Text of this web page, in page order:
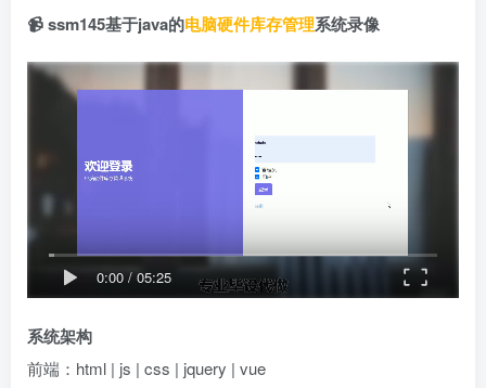
📹 ssm145基于java的电脑硬件库存管理系统录像
0:00/05:25
系统架构
前端：html | js | css | jquery | vue